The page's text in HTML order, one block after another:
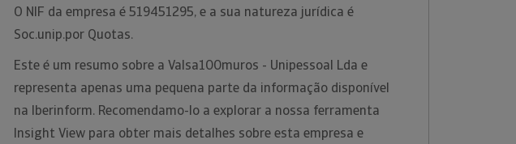
O NIF da empresa é 519451295, e a sua natureza jurídica é
Soc.unip.por Quotas.
Este é um resumo sobre a Valsa100muros - Unipessoal Lda e
representa apenas uma pequena parte da informação disponível
na Iberinform. Recomendamo-lo a explorar a nossa ferramenta
Insight View para obter mais detalhes sobre esta empresa e